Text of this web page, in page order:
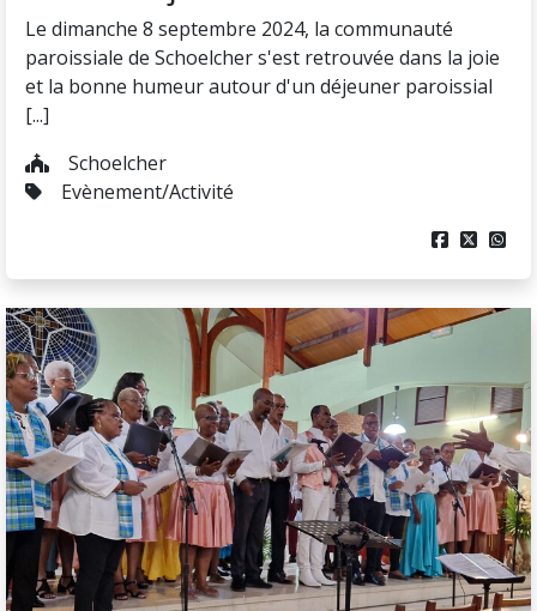
Le dimanche 8 septembre 2024, la communauté
paroissiale de Schoelcher s'est retrouvée dans la joie
et la bonne humeur autour d'un déjeuner paroissial
[...]
Schoelcher
Evènement/Activité
  